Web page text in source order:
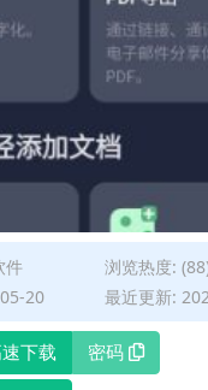
件
浏览热度:
20
最近更新:
下载 密码